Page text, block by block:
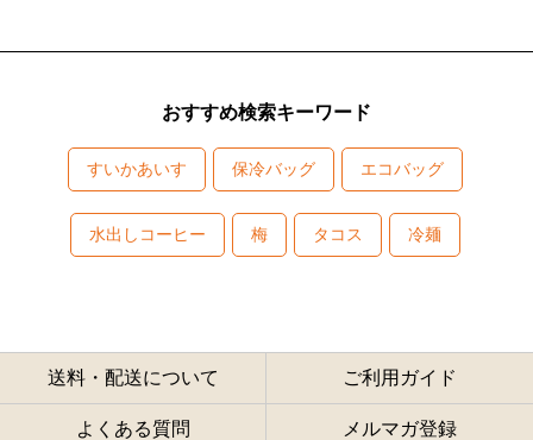
おすすめ検索キーワード
すいかあいす 保冷バッグ エコバッグ
水出しコーヒー 梅 タコス 冷麺
送料・配送について ご利用ガイド
よくある質問 メルマガ登録